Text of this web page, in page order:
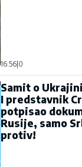
16:56 0
Samit o
I predstavnik
potpisao
Rusije, samo
protiv!